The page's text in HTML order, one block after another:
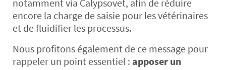
notamment via Calypsovet, afin de réduire
encore la charge de saisie pour les vétérinaires
et de fluidifier les processus.
Nous profitons également de ce message pour
rappeler un point essentiel : apposer un